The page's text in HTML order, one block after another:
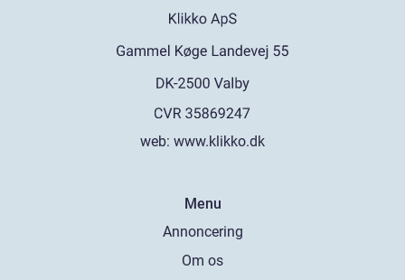
web: www.klikko.dk
Menu
Annoncering
Om os